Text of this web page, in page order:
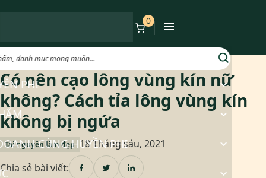
0
Có nên cạo lông vùng kín nữ
không? Cách tỉa lông vùng kín
không bị ngứa
Tài nguyên làm đẹp 18 Tháng sáu, 2021
Chia sẻ bài viết: